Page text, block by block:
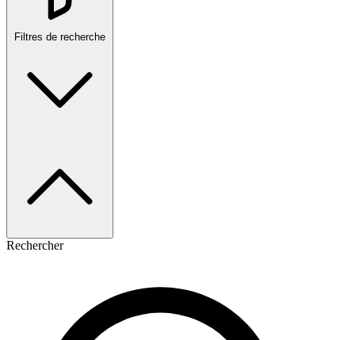
Filtres de recherche
Rechercher